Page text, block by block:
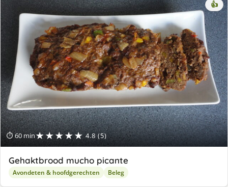
⏱ 60 min★★★★★ 4.8 (5)
👍
Gehaktbrood mucho picante
Avondeten & hoofdgerechten Beleg